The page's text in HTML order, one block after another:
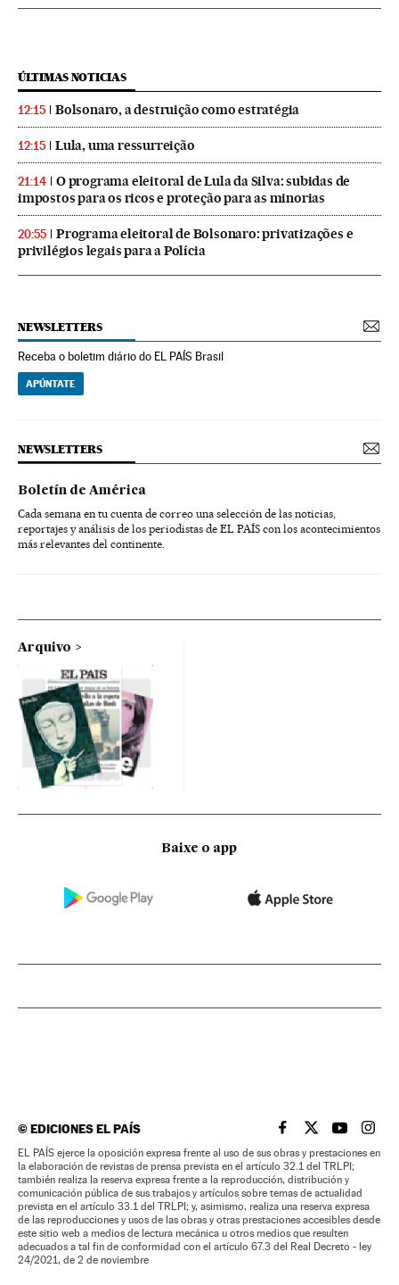
ÚLTIMAS NOTICIAS
12:15 Bolsonaro, a destruição como estratégia
12:15 Lula, uma ressurreição
21:14
O programa eleitoral de Lula da Silva: subidas de
impostos para os ricos e proteção para as minorias
20:55
Programa eleitoral de Bolsonaro: privatizações e
privilégios legais para a Polícia
NEWSLETTERS
Receba o boletim diário do EL PAÍS Brasil
APÚNTATE
NEWSLETTERS
Boletín de América
Cada semana en tu cuenta de correo una selección de las noticias,
reportajes y análisis de los periodistas de EL PAÍS con los acontecimientos
más relevantes del continente.
Arquivo
Baixe o app
©EDICIONES EL PAÍS EL PAÍS BRASIL EN
EL PAÍSEL PAÍS
EL
EL PAÍS ejerce la oposición expresa frente al uso de sus obras y prestaciones en
la elaboración de revistas de prensa prevista en el artículo 32.1 del TRLPI;
también realiza la reserva expresa frente a la reproducción, distribución y
comunicación pública de sus trabajos y artículos sobre temas de actualidad
prevista en el artículo 33.1 del TRLPI; y, asimismo, realiza una reserva expresa
de las reproducciones y usos de las obras y otras prestaciones accesibles desde
este sitio web a medios de lectura mecánica u otros medios que resulten
adecuados a tal fin de conformidad con el artículo 67.3 del Real Decreto - ley
24/2021, de 2 de noviembre